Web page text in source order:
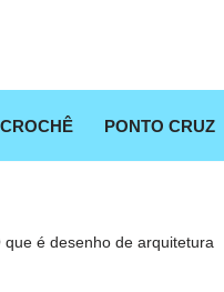
CROCHÊ PONTO CRUZ
que é desenho de arquitetura